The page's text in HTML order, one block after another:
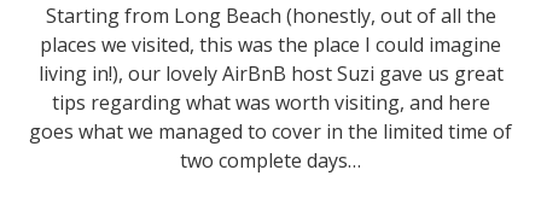
Starting from Long Beach (honestly, out of all the
places we visited, this was the place I could imagine
living in!), our lovely AirBnB host Suzi gave us great
tips regarding what was worth visiting, and here
goes what we managed to cover in the limited time of
two complete days…